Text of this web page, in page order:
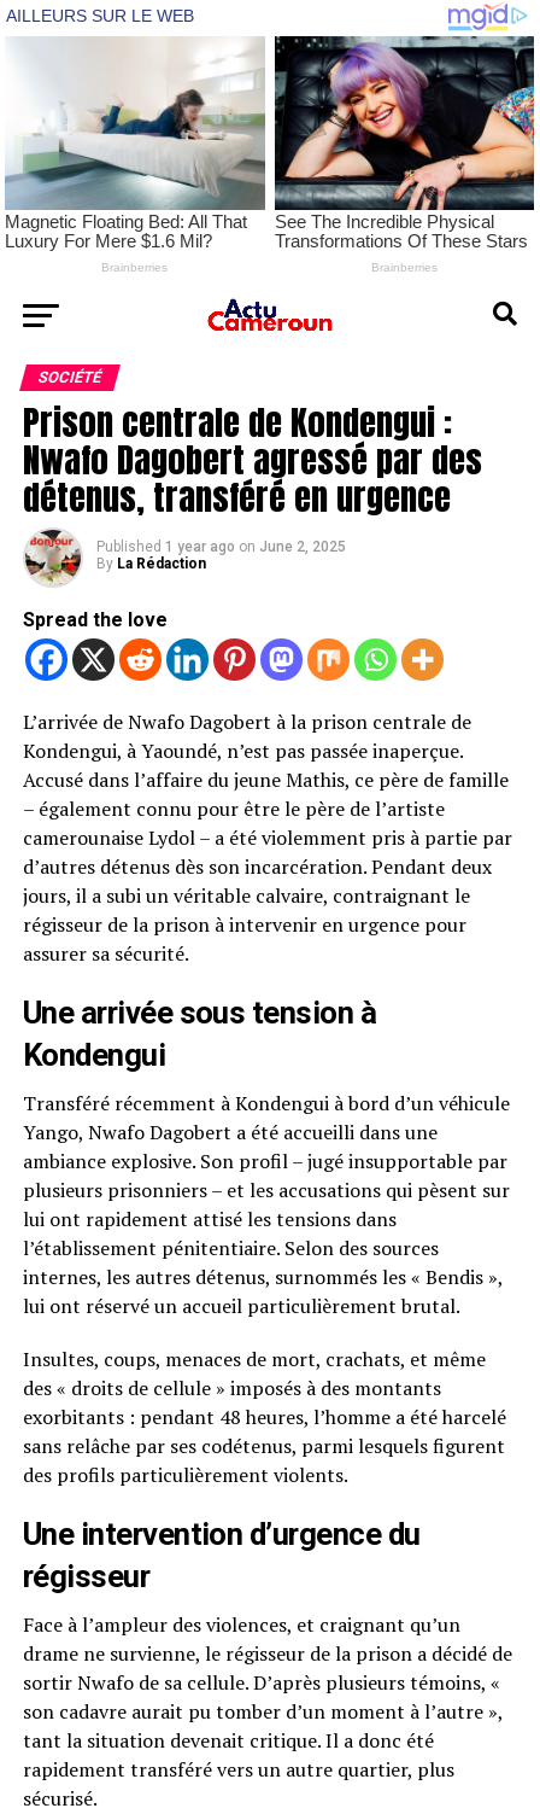
SOCIÉTÉ
Prison centrale de Kondengui :
Nwafo Dagobert agressé par des
détenus, transféré en urgence
Published 1 year ago on June 2, 2025
By La Rédaction
Spread the love
L’arrivée de Nwafo Dagobert à la prison centrale de
Kondengui, à Yaoundé, n’est pas passée inaperçue.
Accusé dans l’affaire du jeune Mathis, ce père de famille
– également connu pour être le père de l’artiste
camerounaise Lydol – a été violemment pris à partie par
d’autres détenus dès son incarcération. Pendant deux
jours, il a subi un véritable calvaire, contraignant le
régisseur de la prison à intervenir en urgence pour
assurer sa sécurité.
Une arrivée sous tension à
Kondengui
Transféré récemment à Kondengui à bord d’un véhicule
Yango, Nwafo Dagobert a été accueilli dans une
ambiance explosive. Son profil – jugé insupportable par
plusieurs prisonniers – et les accusations qui pèsent sur
lui ont rapidement attisé les tensions dans
l’établissement pénitentiaire. Selon des sources
internes, les autres détenus, surnommés les « Bendis »,
lui ont réservé un accueil particulièrement brutal.
Insultes, coups, menaces de mort, crachats, et même
des « droits de cellule » imposés à des montants
exorbitants : pendant 48 heures, l’homme a été harcelé
sans relâche par ses codétenus, parmi lesquels figurent
des profils particulièrement violents.
Une intervention d’urgence du
régisseur
Face à l’ampleur des violences, et craignant qu’un
drame ne survienne, le régisseur de la prison a décidé de
sortir Nwafo de sa cellule. D’après plusieurs témoins, «
son cadavre aurait pu tomber d’un moment à l’autre »,
tant la situation devenait critique. Il a donc été
rapidement transféré vers un autre quartier, plus
sécurisé.